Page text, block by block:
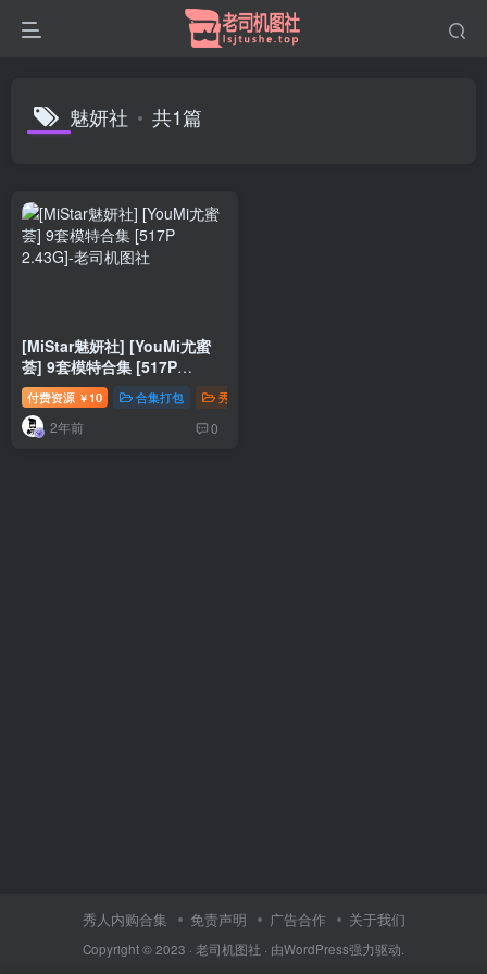
魅妍社 共1篇
[MiStar魅妍社] [YouMi尤蜜
荟] 9套模特合集 [517P
2.43G]
付费资源 ￥ 10 合集打包 秀人写真
2年前 0
秀人内购合集 免责声明 广告合作 关于我们
Copyright © 2023 · 老司机图社 · 由WordPress强力驱动.